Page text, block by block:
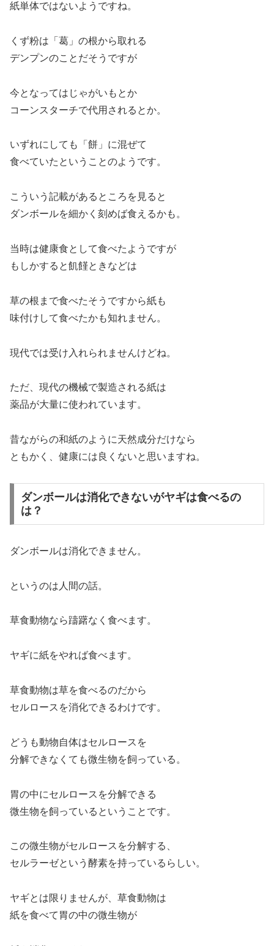
紙単体ではないようですね。
くず粉は「葛」の根から取れる
デンプンのことだそうですが
今となってはじゃがいもとか
コーンスターチで代用されるとか。
いずれにしても「餅」に混ぜて
食べていたということのようです。
こういう記載があるところを見ると
ダンボールを細かく刻めば食えるかも。
当時は健康食として食べたようですが
もしかすると飢饉ときなどは
草の根まで食べたそうですから紙も
味付けして食べたかも知れません。
現代では受け入れられませんけどね。
ただ、現代の機械で製造される紙は
薬品が大量に使われています。
昔ながらの和紙のように天然成分だけなら
ともかく、健康には良くないと思いますね。
ダンボールは消化できないがヤギは食べるの
は？
ダンボールは消化できません。
というのは人間の話。
草食動物なら躊躇なく食べます。
ヤギに紙をやれば食べます。
草食動物は草を食べるのだから
セルロースを消化できるわけです。
どうも動物自体はセルロースを
分解できなくても微生物を飼っている。
胃の中にセルロースを分解できる
微生物を飼っているということです。
この微生物がセルロースを分解する、
セルラーゼという酵素を持っているらしい。
ヤギとは限りませんが、草食動物は
紙を食べて胃の中の微生物が